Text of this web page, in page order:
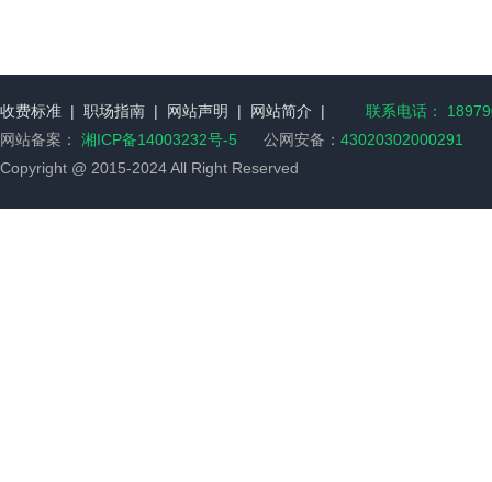
收费标准 | 职场指南 | 网站声明 | 网站简介 |
联系电话：
网站备案： 湘ICP备14003232号-5 公网安备： 43020302000291
Copyright @ 2015-2024 All Right Reserved